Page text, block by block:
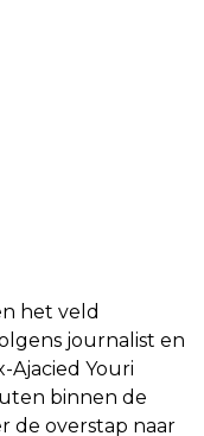
het veld
journalist en
Ajacied Youri
binnen de
de overstap naar